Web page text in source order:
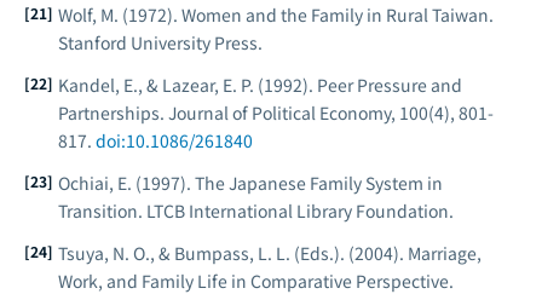
Wolf, M. (1972). Women and the Family in Rural Taiwan.
Stanford University Press.
Kandel, E., & Lazear, E. P. (1992). Peer Pressure and
Partnerships. Journal of Political Economy, 100(4), 801-
817. doi:10.1086/261840
Ochiai, E. (1997). The Japanese Family System in
Transition. LTCB International Library Foundation.
Tsuya, N. O., & Bumpass, L. L. (Eds.). (2004). Marriage,
Work, and Family Life in Comparative Perspective.